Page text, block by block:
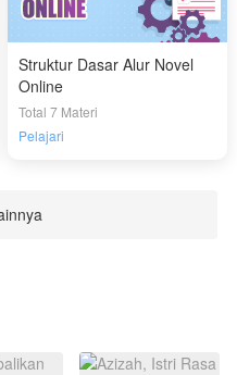
Struktur Dasar Alur Novel
Online
Total 7 Materi
Pelajari